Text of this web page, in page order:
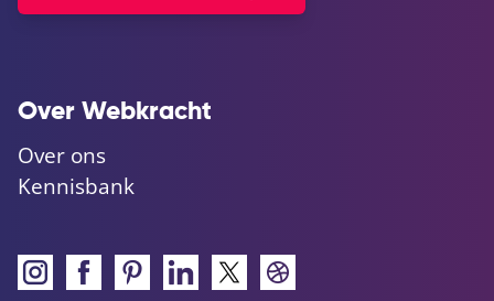
Over Webkracht
Over ons
Kennisbank